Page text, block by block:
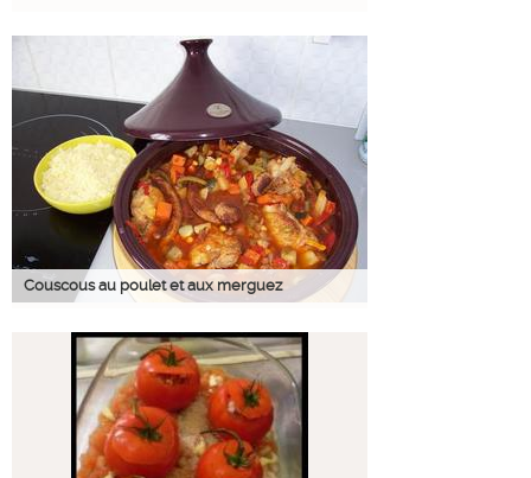
Couscous au poulet et aux merguez